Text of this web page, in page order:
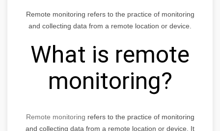
Remote monitoring refers to the practice of monitoring
and collecting data from a remote location or device.
What is remote
monitoring?
Remote monitoring refers to the practice of monitoring
and collecting data from a remote location or device. It